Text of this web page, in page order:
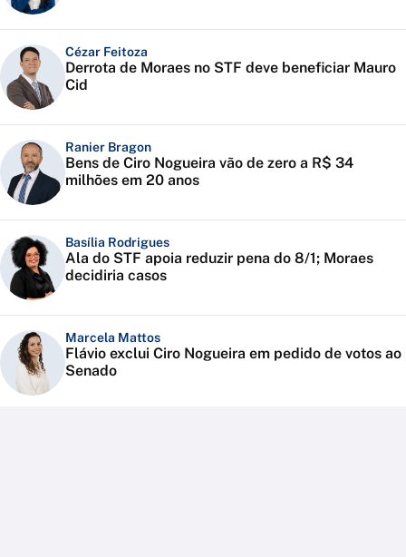
Cézar Feitoza
Derrota de Moraes no STF deve beneficiar Mauro
Cid
Ranier Bragon
Bens de Ciro Nogueira vão de zero a R$ 34
milhões em 20 anos
Basília Rodrigues
Ala do STF apoia reduzir pena do 8/1; Moraes
decidiria casos
Marcela Mattos
Flávio exclui Ciro Nogueira em pedido de votos ao
Senado